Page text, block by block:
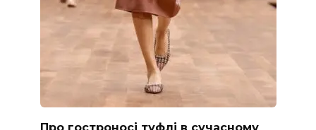
Про гостроносі туфлі в сучасному